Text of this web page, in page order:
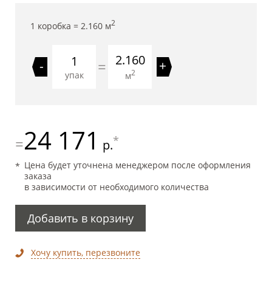
1 коробка = 2.160 м2
-
упак = 2.160
м2 +
=24 171 р.*
Цена будет уточнена менеджером после оформления
заказа
в зависимости от необходимого количества
Добавить в корзину
Хочу купить, перезвоните